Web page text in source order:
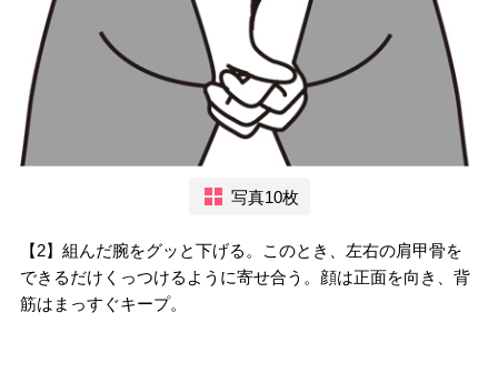
写真10枚
【2】組んだ腕をグッと下げる。このとき、左右の肩甲骨を
できるだけくっつけるように寄せ合う。顔は正面を向き、背
筋はまっすぐキープ。